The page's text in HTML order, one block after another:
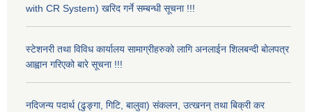
with CR System) खरिद गर्ने सम्बन्धी सूचना !!!
स्टेशनरी तथा विविध कार्यालय सामाग्रीहरुको लागि अनलाईन शिलबन्दी बोलपत्र
आह्वान गरिएको बारे सूचना !!!
नदिजन्य पदार्थ (ढुङ्गा, गिटि, बालुवा) संकलन, उत्खनन् तथा बिक्री कर